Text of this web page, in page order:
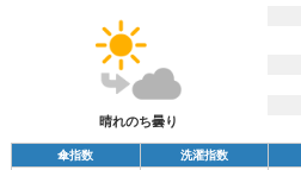
晴れのち曇り
傘指数 洗濯指数